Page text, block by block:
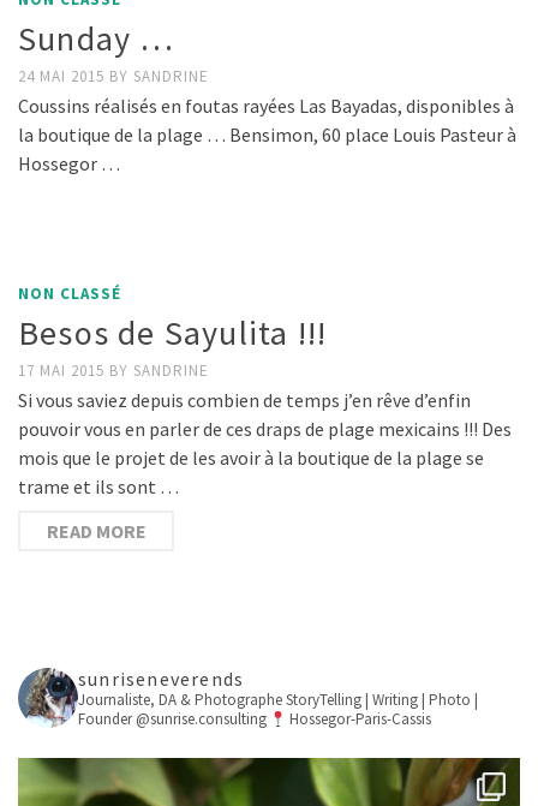
Sunday …
24 MAI 2015 BY SANDRINE
Coussins réalisés en foutas rayées Las Bayadas, disponibles à
la boutique de la plage … Bensimon, 60 place Louis Pasteur à
Hossegor …
NON CLASSÉ
Besos de Sayulita !!!
17 MAI 2015 BY SANDRINE
Si vous saviez depuis combien de temps j’en rêve d’enfin
pouvoir vous en parler de ces draps de plage mexicains !!! Des
mois que le projet de les avoir à la boutique de la plage se
trame et ils sont …
READ MORE
sunriseneverends
Journaliste, DA & PhotographeStoryTelling | Writing | Photo |
Founder @sunrise.consulting
Hossegor-Paris-Cassis